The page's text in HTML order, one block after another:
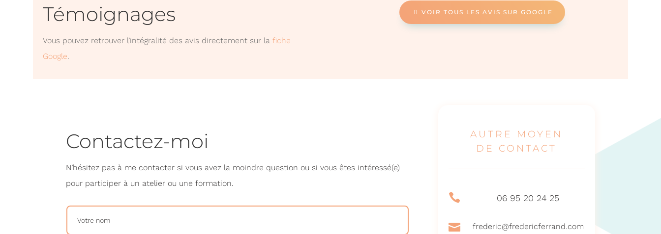
Témoignages
Vous pouvez retrouver l’intégralité des avis directement sur lafiche
Google.
VOIR TOUS LES AVIS SUR GOOGLE
Contactez-moi
N’hésitez pas à me contacter si vous avez la moindre question ou si vous êtes intéressé(e)
pour participer à un atelier ou une formation.
AUTRE MOYEN
DE CONTACT
 06 95 20 24 25
 frederic@fredericferrand.com